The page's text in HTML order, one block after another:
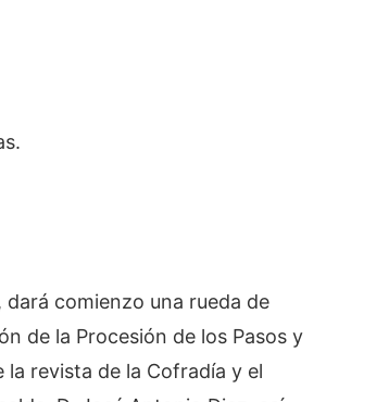
dará comienzo una rueda de
de la Procesión de los Pasos y
la revista de la Cofradía y el